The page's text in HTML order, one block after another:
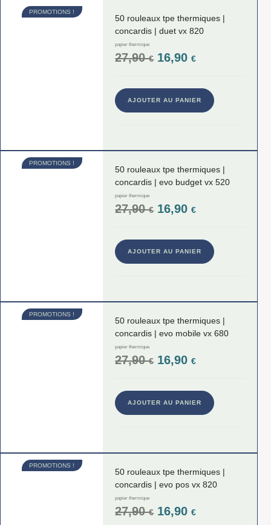
PROMOTIONS !
50 rouleaux tpe thermiques |
concardis | duet vx 820
papier thermique
27,90€ 16,90€
AJOUTER AU PANIER
PROMOTIONS !
50 rouleaux tpe thermiques |
concardis | evo budget vx 520
papier thermique
27,90€ 16,90€
AJOUTER AU PANIER
PROMOTIONS !
50 rouleaux tpe thermiques |
concardis | evo mobile vx 680
papier thermique
27,90€ 16,90€
AJOUTER AU PANIER
PROMOTIONS !
50 rouleaux tpe thermiques |
concardis | evo pos vx 820
papier thermique
27,90€ 16,90€